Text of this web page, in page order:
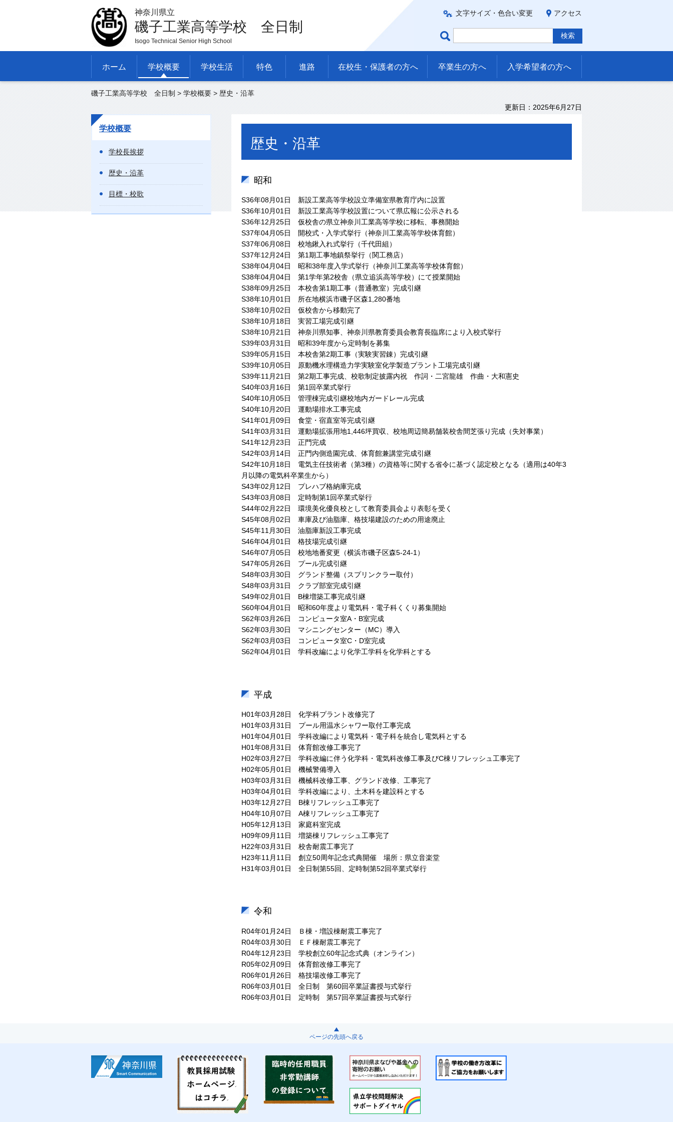
神奈川県立
磯子工業高等学校 全日制
Isogo Technical Senior High School
文字サイズ・色合い変更 アクセス
ホーム 学校概要 学校生活 特色 進路 在校生・保護者の方へ 卒業生の方へ 入学希望者の方へ
磯子工業高等学校 全日制>学校概要> 歴史・沿革
更新日：2025年6月27日
学校概要
学校長挨拶
歴史・沿革
目標・校歌
歴史・沿革
昭和
S36年08月01日 新設工業高等学校設立準備室県教育庁内に設置
S36年10月01日 新設工業高等学校設置について県広報に公示される
S36年12月25日 仮校舎の県立神奈川工業高等学校に移転、事務開始
S37年04月05日 開校式・入学式挙行（神奈川工業高等学校体育館）
S37年06月08日 校地鍬入れ式挙行（千代田組）
S37年12月24日 第1期工事地鎮祭挙行（関工務店）
S38年04月04日 昭和38年度入学式挙行（神奈川工業高等学校体育館）
S38年04月04日 第1学年第2校舎（県立追浜高等学校）にて授業開始
S38年09月25日 本校舎第1期工事（普通教室）完成引継
S38年10月01日 所在地横浜市磯子区森1,280番地
S38年10月02日 仮校舎から移動完了
S38年10月18日 実習工場完成引継
S38年10月21日 神奈川県知事、神奈川県教育委員会教育長臨席により入校式挙行
S39年03月31日 昭和39年度から定時制を募集
S39年05月15日 本校舎第2期工事（実験実習錬）完成引継
S39年10月05日 原動機水理構造力学実験室化学製造プラント工場完成引継
S39年11月21日 第2期工事完成、校歌制定披露内祝 作詞・二宮龍雄 作曲・大和憲史
S40年03月16日 第1回卒業式挙行
S40年10月05日 管理棟完成引継校地内ガードレール完成
S40年10月20日 運動場排水工事完成
S41年01月09日 食堂・宿直室等完成引継
S41年03月31日 運動場拡張用地1,446坪買収、校地周辺簡易舗装校舎間芝張り完成（失対事業）
S41年12月23日 正門完成
S42年03月14日 正門内側造園完成、体育館兼講堂完成引継
S42年10月18日 電気主任技術者（第3種）の資格等に関する省令に基づく認定校となる（適用は40年3
月以降の電気科卒業生から）
S43年02月12日 プレハブ格納庫完成
S43年03月08日 定時制第1回卒業式挙行
S44年02月22日 環境美化優良校として教育委員会より表彰を受く
S45年08月02日 車庫及び油脂庫、格技場建設のための用途廃止
S45年11月30日 油脂庫新設工事完成
S46年04月01日 格技場完成引継
S46年07月05日 校地地番変更（横浜市磯子区森5-24-1）
S47年05月26日 プール完成引継
S48年03月30日 グランド整備（スプリンクラー取付）
S48年03月31日 クラブ部室完成引継
S49年02月01日 B棟増築工事完成引継
S60年04月01日 昭和60年度より電気科・電子科くくり募集開始
S62年03月26日 コンピュータ室A・B室完成
S62年03月30日 マシニングセンター（MC）導入
S62年03月03日 コンピュータ室C・D室完成
S62年04月01日 学科改編により化学工学科を化学科とする
平成
H01年03月28日 化学科プラント改修完了
H01年03月31日 プール用温水シャワー取付工事完成
H01年04月01日 学科改編により電気科・電子科を統合し電気科とする
H01年08月31日 体育館改修工事完了
H02年03月27日 学科改編に伴う化学科・電気科改修工事及びC棟リフレッシュ工事完了
H02年05月01日 機械警備導入
H03年03月31日 機械科改修工事、グランド改修、工事完了
H03年04月01日 学科改編により、土木科を建設科とする
H03年12月27日 B棟リフレッシュ工事完了
H04年10月07日 A棟リフレッシュ工事完了
H05年12月13日 家庭科室完成
H09年09月11日 増築棟リフレッシュ工事完了
H22年03月31日 校舎耐震工事完了
H23年11月11日 創立50周年記念式典開催 場所：県立音楽堂
H31年03月01日 全日制第55回、定時制第52回卒業式挙行
令和
R04年01月24日 Ｂ棟・増設棟耐震工事完了
R04年03月30日 ＥＦ棟耐震工事完了
R04年12月23日 学校創立60年記念式典（オンライン）
R05年02月09日 体育館改修工事完了
R06年01月26日 格技場改修工事完了
R06年03月01日 全日制 第60回卒業証書授与式挙行
R06年03月01日 定時制 第57回卒業証書授与式挙行
ページの先頭へ戻る